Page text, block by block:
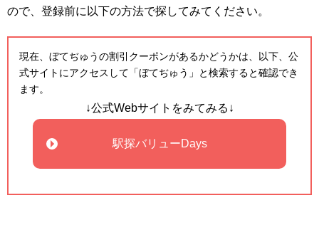
ので、登録前に以下の方法で探してみてください。
現在、ぼてぢゅうの割引クーポンがあるかどうかは、以下、公
式サイトにアクセスして「ぼてぢゅう」と検索すると確認でき
ます。
↓公式Webサイトをみてみる↓
駅探バリューDays